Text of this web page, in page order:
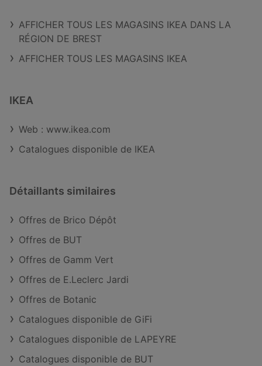
AFFICHER TOUS LES MAGASINS IKEA DANS LA
RÉGION DE BREST
AFFICHER TOUS LES MAGASINS IKEA
IKEA
Web : www.ikea.com
Catalogues disponible de IKEA
Détaillants similaires
Offres de Brico Dépôt
Offres de BUT
Offres de Gamm Vert
Offres de E.Leclerc Jardi
Offres de Botanic
Catalogues disponible de GiFi
Catalogues disponible de LAPEYRE
Catalogues disponible de BUT